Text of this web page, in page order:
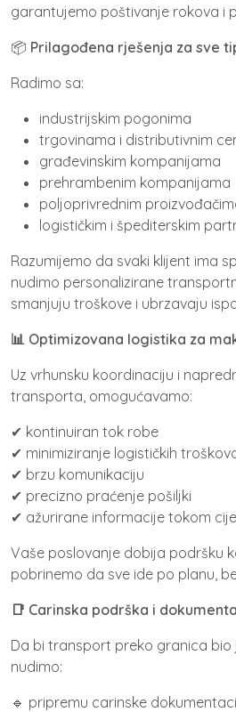
garantujemo poštivanje rokova i
📦 Prilagođena rješenja za sve
Radimo sa:
industrijskim pogonima
trgovinama i distributivnim
građevinskim kompanijama
prehrambenim kompanijama
poljoprivrednim
logističkim i špediterskim
Razumijemo da svaki klijent ima
nudimo personalizirane
smanjuju troškove i ubrzavaju
📊 Optimizovana logistika za
Uz vrhunsku koordinaciju i
transporta, omogućavamo:
✔ kontinuiran tok robe
✔ minimiziranje logističkih
✔ brzu komunikaciju
✔ precizno praćenje pošiljki
✔ ažurirane informacije tokom
Vaše poslovanje dobija podršku
pobrinemo da sve ide po planu,
📑 Carinska podrška i
Da bi transport preko granica bio
nudimo:
🔹 pripremu carinske